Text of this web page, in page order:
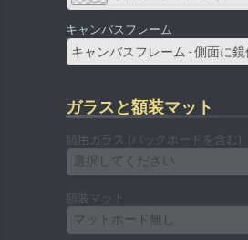
キャンバスフレーム
キャンバスフレーム - 側面に鏡
ガラスと額装マット
額用ガラス (バックボードを含む)
選択してください
額装マット
マットボード無し